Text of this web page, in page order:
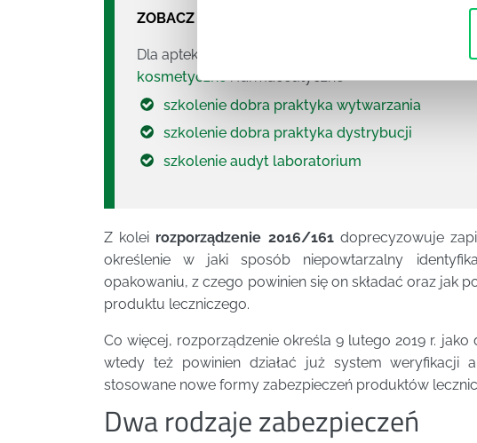
ZOBACZ NASZE SZKOLENIA:
Dla aptek firm farmaceutycznych i hurtowni
kosmetycznei farmaceutyczne
szkolenie dobra praktyka wytwarzania
szkolenie dobra praktyka dystrybucji
szkolenie audyt laboratorium
Z kolei rozporządzenie 2016/161doprecyzowuje
określenie w jaki sposób niepowtarzalny
opakowaniu, z czego powinien się on składać oraz jak
produktu leczniczego.
Co więcej, rozporządzenie określa 9 lutego 2019 r.
wtedy też powinien działać już system weryfikacji
stosowane nowe formy zabezpieczeń produktów
Dwa rodzaje zabezpieczeń